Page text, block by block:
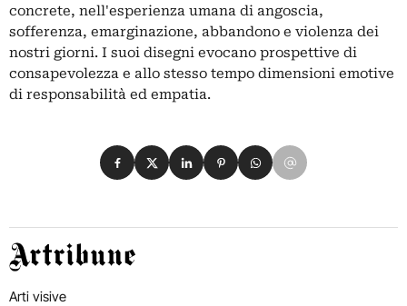
concrete, nell'esperienza umana di angoscia,
sofferenza, emarginazione, abbandono e violenza dei
nostri giorni. I suoi disegni evocano prospettive di
consapevolezza e allo stesso tempo dimensioni emotive
di responsabilità ed empatia.
Condividi su Facebook
Condividi su X
Condividi su LinkedIn
Condividi su Pinterest
Condividi su WhatsApp
Condividi su Email
Artribune
Arti visive